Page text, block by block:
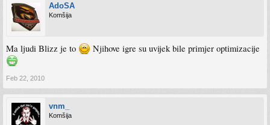
AdoSA
Komšija
Ma ljudi Blizz je to Njihove igre su uvijek bile primjer optimizacije
Feb 22, 2010
vnm_
Komšija